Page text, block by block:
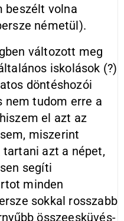
beszélt volna
németül).
változott meg
iskolások (?)
döntéshozói
nem tudom erre a
el azt az
miszerint
azt a népet,
segíti
minden
sokkal rosszabb
összeesküvés-